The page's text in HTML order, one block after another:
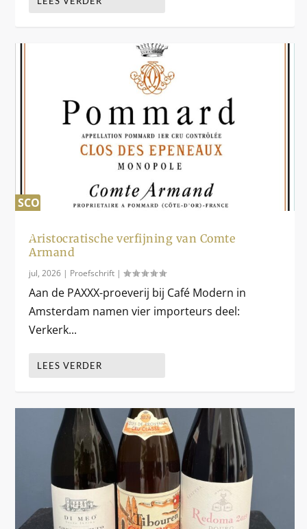
SCORE
%
Aristocratische verfijning van Comte
Armand
jul, 2026 | Proefschrift |
Aan de PAXXX-proeverij bij Café Modern in
Amsterdam namen vier importeurs deel:
Verkerk...
LEES VERDER